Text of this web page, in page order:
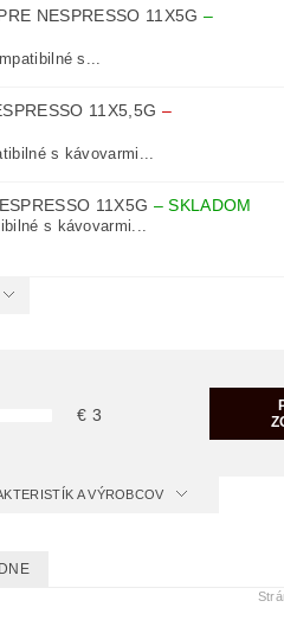
NESPRESSO 11X5G –
s...
11X5,5G –
s kávovarmi...
11X5G –SKLADOM
s kávovarmi...
€ 3
A VÝROBCOV